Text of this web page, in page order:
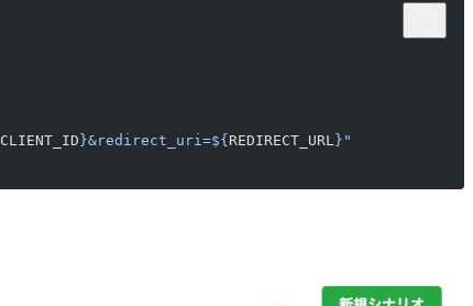
CLIENT_ID}&redirect_uri=${REDIRECT_URL }"